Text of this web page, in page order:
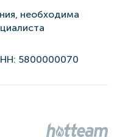
необходима
5800000070